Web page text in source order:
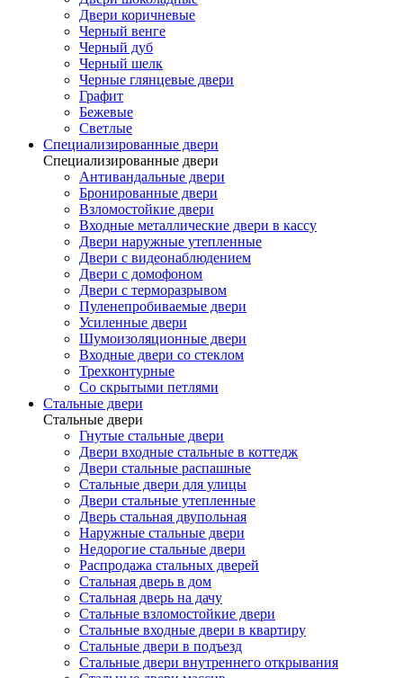
Двери коричневые
Черный венге
Черный дуб
Черный шелк
Черные глянцевые двери
Графит
Бежевые
Светлые
Специализированные двери
Специализированные двери
Антивандальные двери
Бронированные двери
Взломостойкие двери
Входные металлические двери в кассу
Двери наружные утепленные
Двери с видеонаблюдением
Двери с домофоном
Двери с терморазрывом
Пуленепробиваемые двери
Усиленные двери
Шумоизоляционные двери
Входные двери со стеклом
Трехконтурные
Со скрытыми петлями
Стальные двери
Стальные двери
Гнутые стальные двери
Двери входные стальные в коттедж
Двери стальные распашные
Стальные двери для улицы
Двери стальные утепленные
Дверь стальная двупольная
Наружные стальные двери
Недорогие стальные двери
Распродажа стальных дверей
Стальная дверь в дом
Стальная дверь на дачу
Стальные взломостойкие двери
Стальные входные двери в квартиру
Стальные двери в подъезд
Стальные двери внутреннего открывания